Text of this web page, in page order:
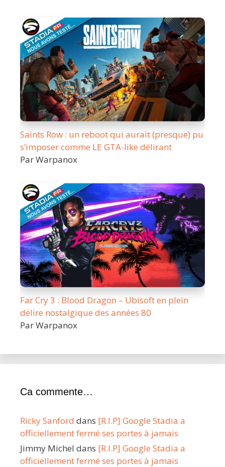
Saints Row : un reboot qui aurait (presque) pu
s’imposer comme LE GTA-like délirant
Par Warpanox
Far Cry 3 : Blood Dragon – Ubisoft en plein
délire nostalgique des années 80
Par Warpanox
Ca commente…
Ricky Sanford dans [R.I.P] Google Stadia a
officiellement fermé ses portes à jamais
Jimmy Michel dans [R.I.P] Google Stadia a
officiellement fermé ses portes à jamais